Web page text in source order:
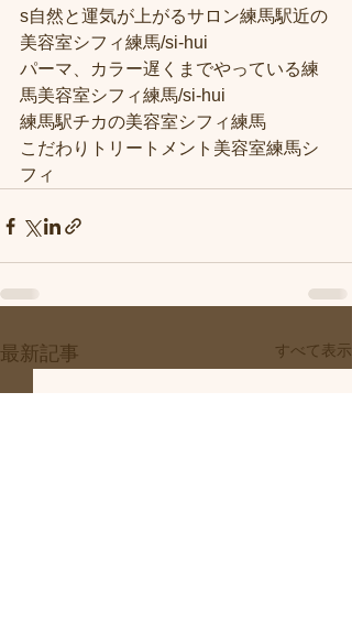
s自然と運気が上がるサロン練馬駅近の
美容室シフィ練馬/si-hui
パーマ、カラー遅くまでやっている練
馬美容室シフィ練馬/si-hui
練馬駅チカの美容室シフィ練馬
こだわりトリートメント美容室練馬シ
フィ
最新記事 すべて表示